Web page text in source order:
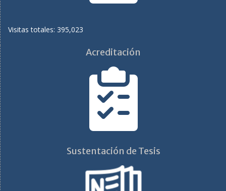
Visitas totales: 395,023
Acreditación
Sustentación de Tesis